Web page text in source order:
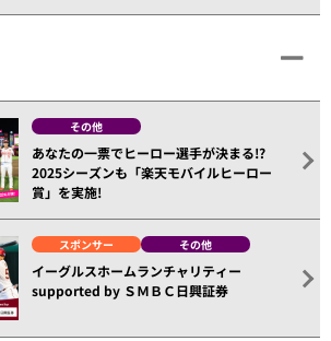
その他
あなたの一票でヒーロー選手が決まる!?
2025シーズンも「楽天モバイルヒーロー
賞」を実施!
スポンサー その他
イーグルスホームランチャリティー
supported by ＳＭＢＣ日興証券